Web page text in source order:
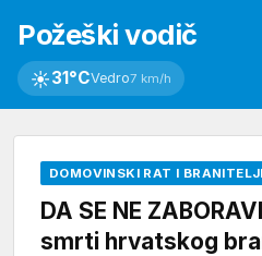
Požeški vodič
☀31°CVedro7 km/h
DOMOVINSKI RAT I BRANITELJI
DA SE NE
smrti hrvatskog